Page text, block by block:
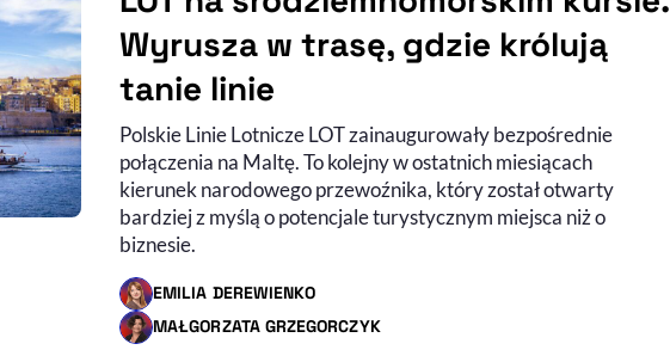
Wyrusza w trasę, gdzie królują
tanie linie
Polskie Linie Lotnicze LOT zainaugurowały bezpośrednie
połączenia na Maltę. To kolejny w ostatnich miesiącach
kierunek narodowego przewoźnika, który został otwarty
bardziej z myślą o potencjale turystycznym miejsca niż o
biznesie.
EMILIA DEREWIENKO
- AUTOR ARTYKUŁU - PROFIL
MAŁGORZATA GRZEGORCZYK
- AUTOR ARTYKUŁU - PROFIL